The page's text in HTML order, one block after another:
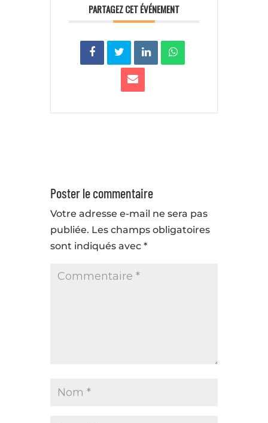
PARTAGEZ CET ÉVÉNEMENT
Poster le commentaire
Votre adresse e-mail ne sera pas
publiée. Les champs obligatoires
sont indiqués avec *